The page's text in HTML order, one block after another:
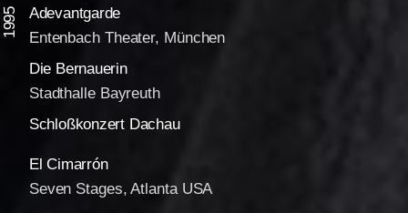
1995
Adevantgarde
Entenbach Theater, München
Die Bernauerin
Stadthalle Bayreuth
Schloßkonzert Dachau
El Cimarrón
Seven Stages, Atlanta USA